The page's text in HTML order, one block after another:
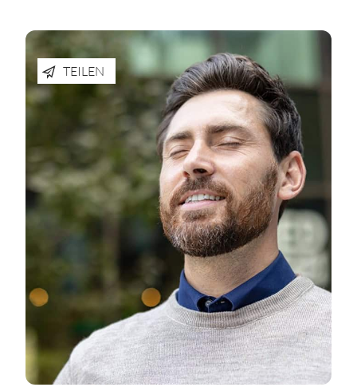
TEILEN